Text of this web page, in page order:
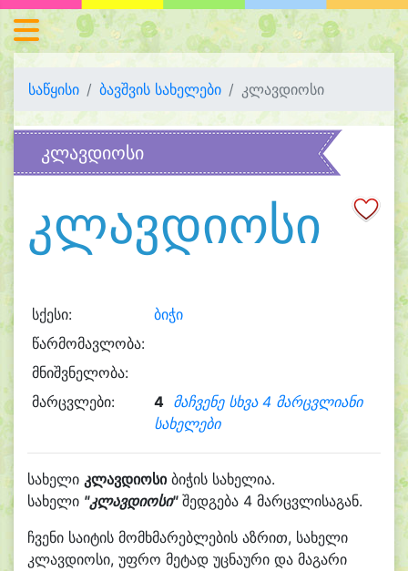
საწყისი ბავშვის სახელები კლავდიოსი
კლავდიოსი
კლავდიოსი
სქესი:
ბიჭი
წარმომავლობა:
მნიშვნელობა:
მარცვლები:
4 მაჩვენე სხვა 4 მარცვლიანი
სახელები
სახელი კლავდიოსიბიჭის სახელია.
სახელი "კლავდიოსი"შედგება 4 მარცვლისაგან.
ჩვენი საიტის მომხმარებლების აზრით, სახელი
კლავდიოსი, უფრო მეტად უცნაური და მაგარი